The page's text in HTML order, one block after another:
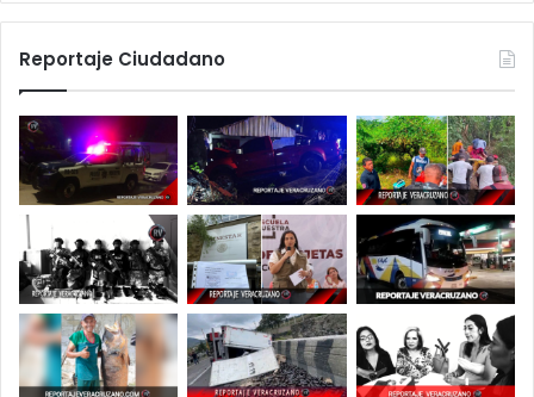
Reportaje Ciudadano